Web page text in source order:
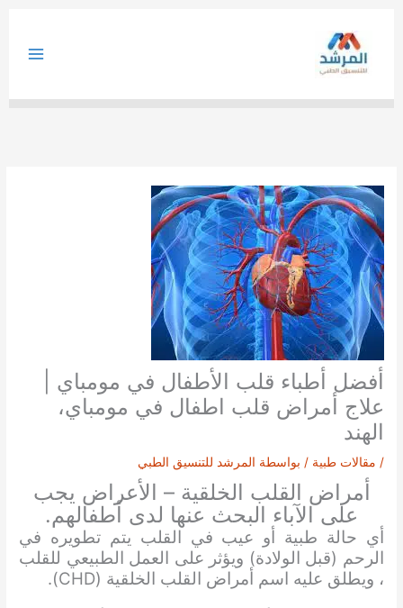
أفضل أطباء قلب الأطفال في مومباي |
علاج أمراض قلب اطفال في مومباي،
الهند
/ مقالات طبية / بواسطة المرشد للتنسيق الطبي
أمراض القلب الخلقية – الأعراض يجب
على الآباء البحث عنها لدى أطفالهم.
أي حالة طبية أو عيب في القلب يتم تطويره في
الرحم (قبل الولادة) ويؤثر على العمل الطبيعي للقلب
، ويطلق عليه اسم أمراض القلب الخلقية (CHD).